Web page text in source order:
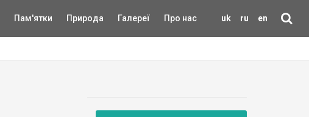
uk ru en
Пам'ятки Природа Галереї Про нас